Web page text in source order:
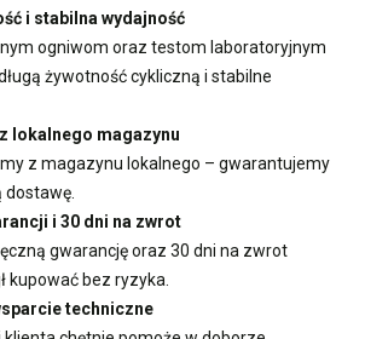
i stabilna wydajność
ogniwom oraz testom laboratoryjnym
żywotność cykliczną i stabilne
lokalnego magazynu
z magazynu lokalnego – gwarantujemy
i 30 dni na zwrot
gwarancję oraz 30 dni na zwrot
kupować bez ryzyka.
techniczne